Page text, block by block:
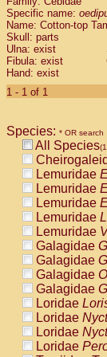
Cebidae
Cebidae
Cebidae
Cebidae
Cebidae
Cebidae
Cebidae
Cebidae
Cebidae
Cebidae
Cebidae
Cebidae
Atelidae
Atelidae
Atelidae
Atelidae
Atelidae
Atelidae
Atelidae
Atelidae
Atelidae
Atelidae
Pitheciidae
Specific name:
Name: Cotton-top
Skull: parts
Ulna: exist
Fibula: exist
Hand: exist
1 - 1 of 1
Species: * OR search
All Species
Lemuridae
Lemuridae
Lemuridae
Lemuridae
Lemuridae
Galagidae
Galagidae
Galagidae
Galagidae
Loridae
Loridae
Loridae
Loridae